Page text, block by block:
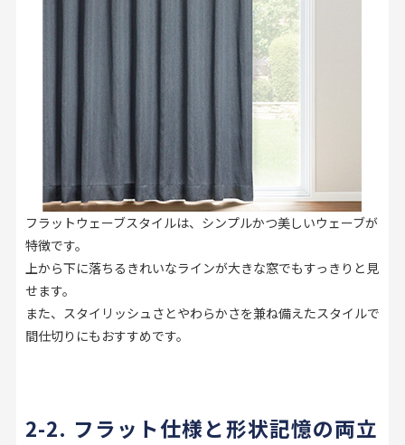
フラットウェーブスタイルは、シンプルかつ美しいウェーブが
特徴です。
上から下に落ちるきれいなラインが大きな窓でもすっきりと見
せます。
また、スタイリッシュさとやわらかさを兼ね備えたスタイルで
間仕切りにもおすすめです。
2-2. フラット仕様と形状記憶の両立